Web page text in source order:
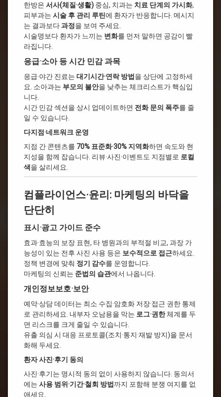
한방은 서사(체질·생활) 중심, 치과는 치료 단계의 가시화,
피부과는 시술 후 관리 루틴에 환자가 반응합니다. 메시지
는 결과보다과정을 보여 주세요.
시술명보다 환자가 느끼는 변화를 먼저 말하면 공감이 빨
라집니다.
응급·소아 등 시간 민감 과목
응급·야간 진료는 대기시간·연락 방법 을 상단에 고정하세
요. 소아과는 부모의 불안을 낮추는 체크리스트가 핵심입
니다.
시간 민감 섹션을 상시 업데이트하면 전화 문의 폭주를 줄
일 수 있습니다.
다지점·네트워크 운영
지점 간 콘텐츠를 70% 표준화·30% 지역화하면 속도와 현
지성을 함께 잡습니다. 리뷰·사진·이벤트도 지점별로 로컬
색을 살리세요.
컴플라이언스·윤리: 마케팅의 바닥을
단단히
표시·광고 가이드 준수
효과·효능의 보장 표현, 타 병원과의 부적절 비교, 과장 가
능성이 있는 전후 사진 사용 등은 보수적으로 접근하세요.
정책 변경에 맞춰 정기 감수를 운영합니다.
마케팅의 신뢰는 준법의 습관에서 나옵니다.
개인정보보호·보안
예약·상담 데이터는 최소 수집·암호화 저장·접근 권한 통제
로 관리하세요. 내부자 오남용을 막는 로그·권한체계를 두
면 리스크를 크게 줄일 수 있습니다.
유출 의심 시 대응 프로토콜(조치·통지·재발 방지)을 문서
화해 두세요.
환자 사진·후기 동의
사진·후기는 명시적 동의 없이 사용하지 않습니다. 동의서
에는 사용 범위·기간·철회 방법 까지 포함해 분쟁 여지를 없
애세요.